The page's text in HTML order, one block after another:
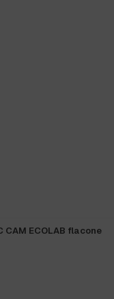
CAM ECOLAB flacone